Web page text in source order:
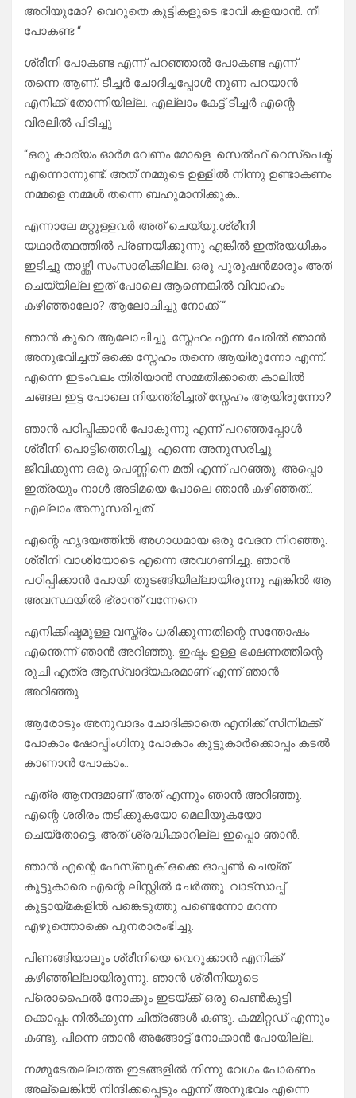
അറിയുമോ? വെറുതെ കുട്ടികളുടെ ഭാവി കളയാൻ. നീ
പോകണ്ട “
ശ്രീനി പോകണ്ട എന്ന് പറഞ്ഞാൽ പോകണ്ട എന്ന്
തന്നെ ആണ്. ടീച്ചർ ചോദിച്ചപ്പോൾ നുണ പറയാൻ
എനിക്ക് തോന്നിയില്ല. എല്ലാം കേട്ട് ടീച്ചർ എന്റെ
വിരലിൽ പിടിച്ചു
“ഒരു കാര്യം ഓർമ വേണം മോളെ. സെൽഫ് റെസ്‌പെക്ട്
എന്നൊന്നുണ്ട്. അത് നമ്മുടെ ഉള്ളിൽ നിന്നു ഉണ്ടാകണം
നമ്മളെ നമ്മൾ തന്നെ ബഹുമാനിക്കുക..
എന്നാലേ മറ്റുള്ളവർ അത് ചെയ്യു.ശ്രീനി
യഥാർത്ഥത്തിൽ പ്രണയിക്കുന്നു എങ്കിൽ ഇത്രയധികം
ഇടിച്ചു താഴ്ത്തി സംസാരിക്കില്ല. ഒരു പുരുഷൻമാരും അത്
ചെയ്യില്ല.ഇത് പോലെ ആണെങ്കിൽ വിവാഹം
കഴിഞ്ഞാലോ? ആലോചിച്ചു നോക്ക് “
ഞാൻ കുറെ ആലോചിച്ചു. സ്നേഹം എന്ന പേരിൽ ഞാൻ
അനുഭവിച്ചത്‌ ഒക്കെ സ്നേഹം തന്നെ ആയിരുന്നോ എന്ന്.
എന്നെ ഇടംവലം തിരിയാൻ സമ്മതിക്കാതെ കാലിൽ
ചങ്ങല ഇട്ട പോലെ നിയന്ത്രിച്ചത് സ്നേഹം ആയിരുന്നോ?
ഞാൻ പഠിപ്പിക്കാൻ പോകുന്നു എന്ന് പറഞ്ഞപ്പോൾ
ശ്രീനി പൊട്ടിത്തെറിച്ചു. എന്നെ അനുസരിച്ചു
ജീവിക്കുന്ന ഒരു പെണ്ണിനെ മതി എന്ന് പറഞ്ഞു. അപ്പൊ
ഇത്രയും നാൾ അടിമയെ പോലെ ഞാൻ കഴിഞ്ഞത്..
എല്ലാം അനുസരിച്ചത്..
എന്റെ ഹൃദയത്തിൽ അഗാധമായ ഒരു വേദന നിറഞ്ഞു.
ശ്രീനി വാശിയോടെ എന്നെ അവഗണിച്ചു. ഞാൻ
പഠിപ്പിക്കാൻ പോയി തുടങ്ങിയില്ലായിരുന്നു എങ്കിൽ ആ
അവസ്ഥയിൽ ഭ്രാന്ത് വന്നേനെ
എനിക്കിഷ്ടമുള്ള വസ്ത്രം ധരിക്കുന്നതിന്റെ സന്തോഷം
എന്തെന്ന് ഞാൻ അറിഞ്ഞു. ഇഷ്ടം ഉള്ള ഭക്ഷണത്തിന്റെ
രുചി എത്ര ആസ്വാദ്യകരമാണ് എന്ന് ഞാൻ
അറിഞ്ഞു.
ആരോടും അനുവാദം ചോദിക്കാതെ എനിക്ക് സിനിമക്ക്
പോകാം ഷോപ്പിംഗിനു പോകാം കൂട്ടുകാർക്കൊപ്പം കടൽ
കാണാൻ പോകാം..
എത്ര ആനന്ദമാണ് അത് എന്നും ഞാൻ അറിഞ്ഞു.
എന്റെ ശരീരം തടിക്കുകയോ മെലിയുകയോ
ചെയ്തോട്ടെ. അത് ശ്രദ്ധിക്കാറില്ല ഇപ്പൊ ഞാൻ.
ഞാൻ എന്റെ ഫേസ്ബുക് ഒക്കെ ഓപ്പൺ ചെയ്ത്
കൂട്ടുകാരെ എന്റെ ലിസ്റ്റിൽ ചേർത്തു. വാട്സാപ്പ്
കൂട്ടായ്മകളിൽ പങ്കെടുത്തു പണ്ടെന്നോ മറന്ന
എഴുത്തൊക്കെ പുനരാരംഭിച്ചു.
പിണങ്ങിയാലും ശ്രീനിയെ വെറുക്കാൻ എനിക്ക്
കഴിഞ്ഞില്ലായിരുന്നു. ഞാൻ ശ്രീനിയുടെ
പ്രൊഫൈൽ നോക്കും ഇടയ്ക്ക് ഒരു പെൺകുട്ടി
ക്കൊപ്പം നിൽക്കുന്ന ചിത്രങ്ങൾ കണ്ടു. കമ്മിറ്റഡ് എന്നും
കണ്ടു. പിന്നെ ഞാൻ അങ്ങോട്ട് നോക്കാൻ പോയില്ല.
നമ്മുടേതല്ലാത്ത ഇടങ്ങളിൽ നിന്നു വേഗം പോരണം
അല്ലെങ്കിൽ നിന്ദിക്കപ്പെടും എന്ന് അനുഭവം എന്നെ